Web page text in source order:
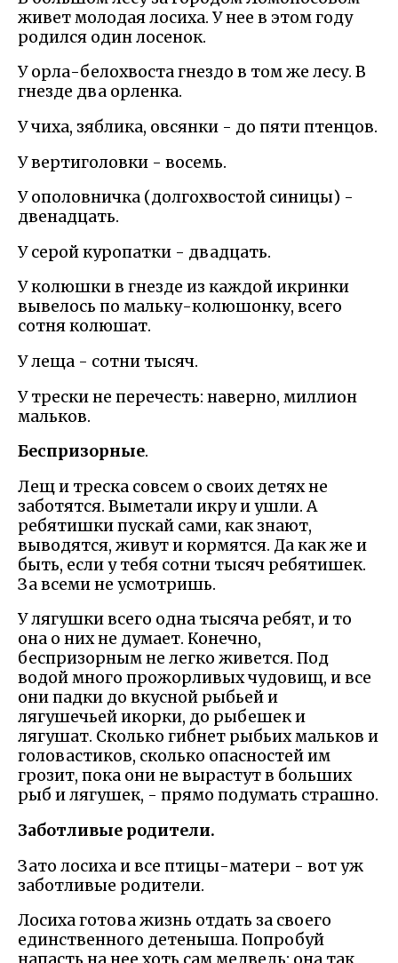
живет молодая лосиха. У нее в этом году
родился один лосенок.
У орла-белохвоста гнездо в том же лесу. В
гнезде два орленка.
У чиха, зяблика, овсянки - до пяти птенцов.
У вертиголовки - восемь.
У ополовничка (долгохвостой синицы) -
двенадцать.
У серой куропатки - двадцать.
У колюшки в гнезде из каждой икринки
вывелось по мальку-колюшонку, всего
сотня колюшат.
У леща - сотни тысяч.
У трески не перечесть: наверно, миллион
мальков.
Беспризорные.
Лещ и треска совсем о своих детях не
заботятся. Выметали икру и ушли. А
ребятишки пускай сами, как знают,
выводятся, живут и кормятся. Да как же и
быть, если у тебя сотни тысяч ребятишек.
За всеми не усмотришь.
У лягушки всего одна тысяча ребят, и то
она о них не думает. Конечно,
беспризорным не легко живется. Под
водой много прожорливых чудовищ, и все
они падки до вкусной рыбьей и
лягушечьей икорки, до рыбешек и
лягушат. Сколько гибнет рыбьих мальков и
головастиков, сколько опасностей им
грозит, пока они не вырастут в больших
рыб и лягушек, - прямо подумать страшно.
Заботливые родители.
Зато лосиха и все птицы-матери - вот уж
заботливые родители.
Лосиха готова жизнь отдать за своего
единственного детеныша. Попробуй